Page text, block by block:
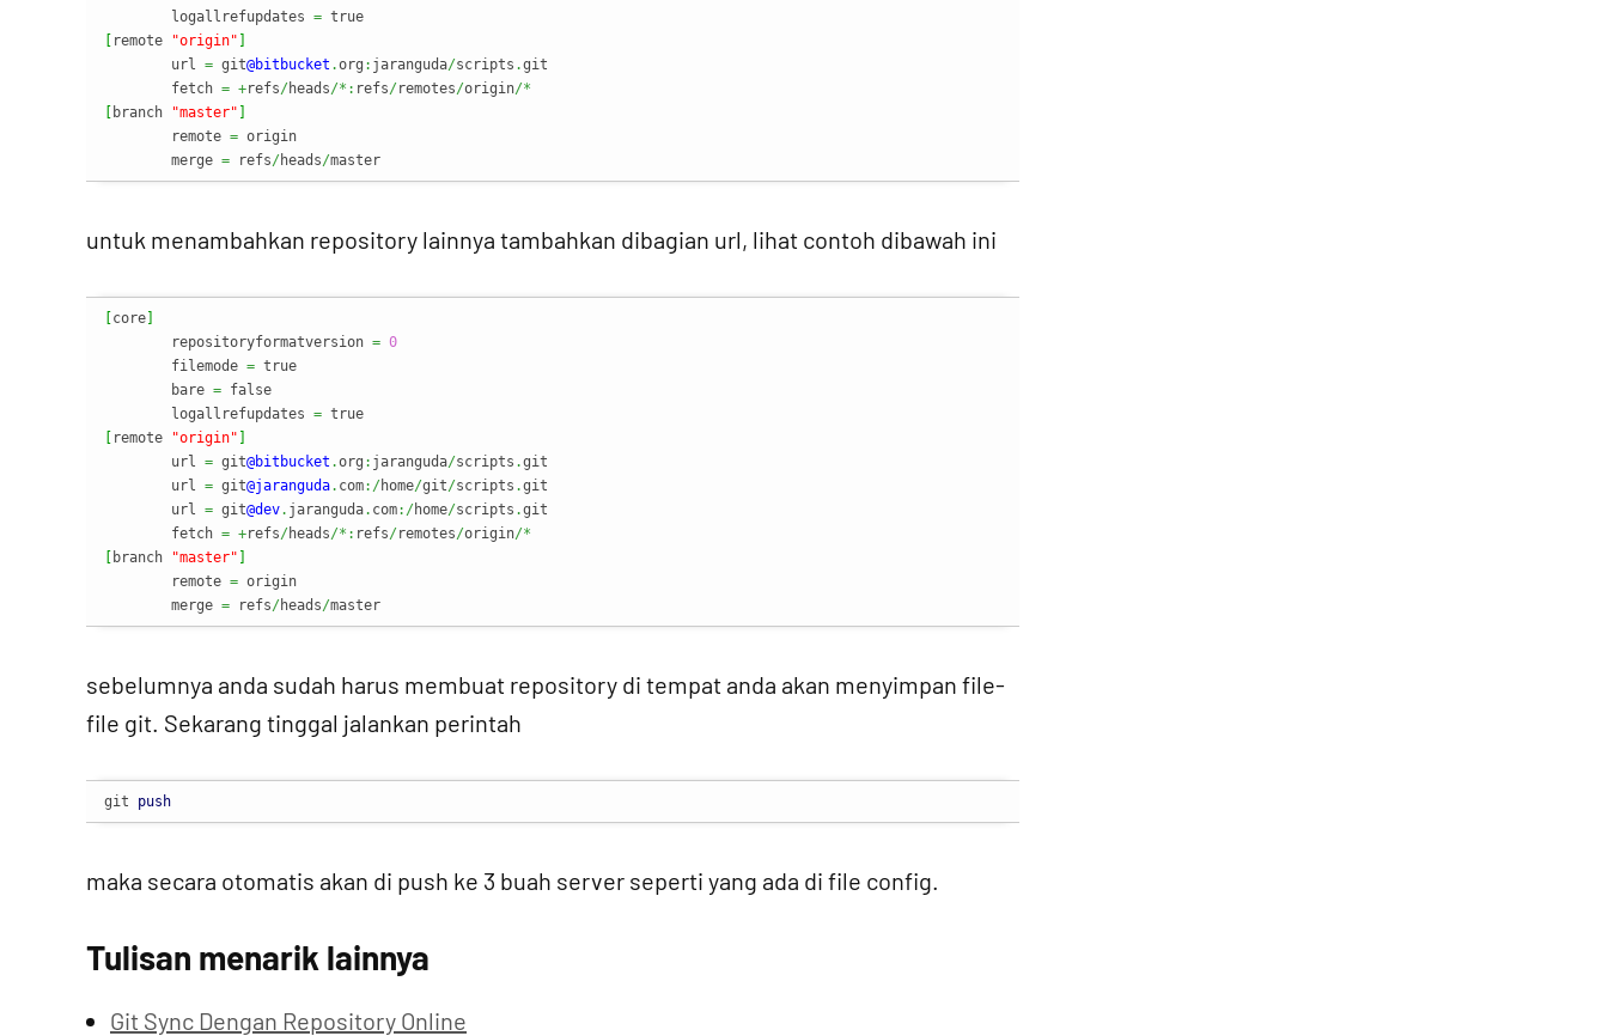
        logallrefupdates
=
remote "origin"
        url
= git@bitbucket .org : jaranguda/scripts .git
        fetch
= +refs/heads/*: refs/remotes/origin/*
branch "master"
        remote
= origin
        merge
= refs/heads/master
untuk menambahkan repository lainnya tambahkan dibagian url, lihat contoh dibawah ini
core
      	repositoryformatversion
= 0
        filemode
= true
        bare
= false
        logallrefupdates
=
remote "origin"
        url
= git@bitbucket .org : jaranguda/scripts .git
        url
= git@jaranguda. com:/home/git/scripts .git
        url
= git@dev. jaranguda. com:/home/scripts .git
        fetch
= +refs/heads/*: refs/remotes/origin/*
branch "master"
        remote
= origin
        merge
= refs/heads/master
sebelumnya anda sudah harus membuat repository di tempat anda akan menyimpan file-
file git. Sekarang tinggal jalankan perintah
git push
maka secara otomatis akan di push ke 3 buah server seperti yang ada di file config.
Tulisan menarik lainnya
Git Sync Dengan Repository Online